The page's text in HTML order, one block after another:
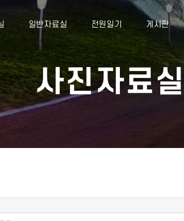
일반자료실 전원일기 게시판
사진자료실